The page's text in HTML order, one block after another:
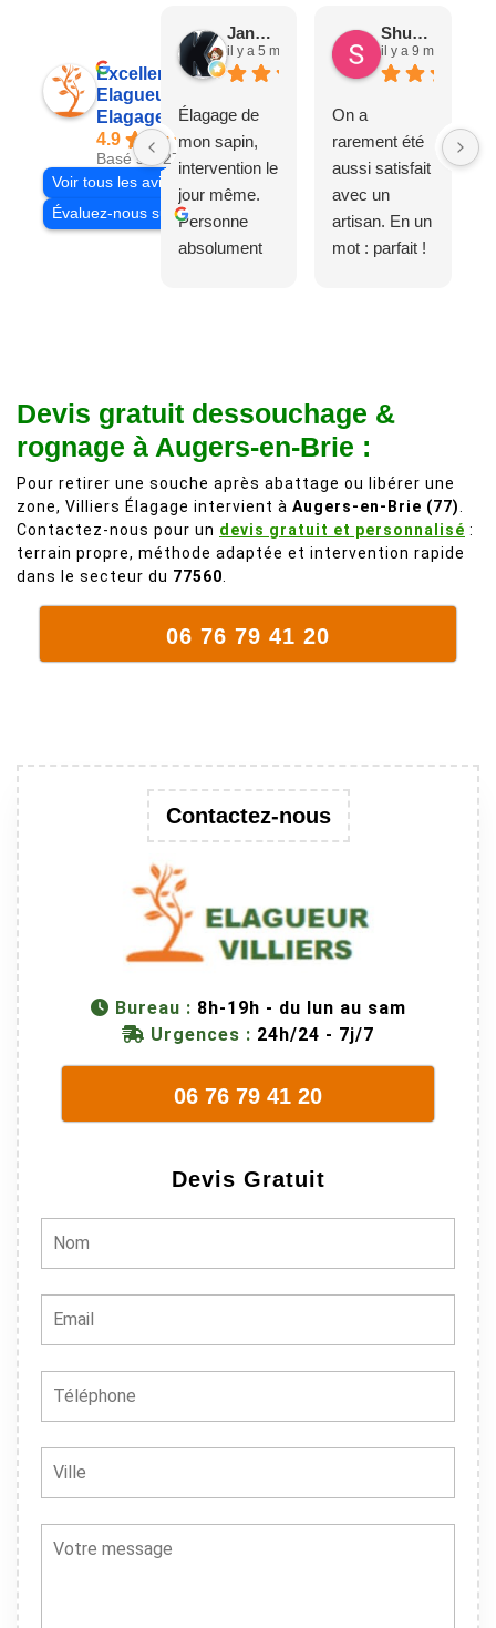
Excellent
Elagueur 77
Elagage Villiers
4.9
Basé sur 27 avis
Voir tous les avis
Évaluez-nous sur
Jane D.
il y a 5 mois
Élagage de
mon sapin,
intervention le
jour même.
Personne
absolument
comme on en
Shuang & Jean K.
il y a 9 mois
On a
rarement été
aussi satisfait
avec un
artisan. En un
mot : parfait !
débordait trop
chez les
voisins et
plein de bois
mort. C'est
délicat parce
trop lourde et
donc
son équipes
connaissent
très bien leur
juste une
évidence. Et
en plus ils
sympathique.
Devis gratuit dessouchage &
rognage à Augers-en-Brie :
Pour retirer une souche après abattage ou libérer une
zone, Villiers Élagage intervient à Augers-en-Brie (77)
Contactez-nous pour un devis gratuit et personnalisé :
terrain propre, méthode adaptée et intervention rapide
dans le secteur du 77560
06 76 79 41 20
Contactez-nous
Bureau : 8h-19h - du lun au sam
Urgences : 24h/24 - 7j/7
06 76 79 41 20
Devis Gratuit